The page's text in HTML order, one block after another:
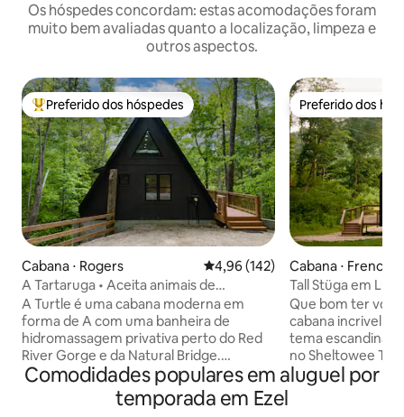
Os hóspedes concordam: estas acomodações foram
muito bem avaliadas quanto a localização, limpeza e
outros aspectos.
Entre os melhores preferidos dos hóspedes
Preferido dos hóspedes
Cabana ⋅ Rogers 4,96 de uma avaliação média de
4,96 (142)
A Tartaruga • Aceita animais de
estimação • Banheira de hidromassagem
• Romântico
A Turtle é uma cabana moderna em
forma de A com uma banheira de
hidromassagem privativa perto do Red
River Gorge e da Natural Bridge.
Decorado com arte folclórica original de
artistas do Condado de Wolfe, oferece
vista para a floresta, TV ao ar livre, Wi-Fi
Preferido dos
Preferido dos
Cabana ⋅
Tall Stüga em
Que bom ter você
cabana
tema
no Sheltowee
de Cave Run
do Red River
Comodidades populares em aluguel por
temporada em Ezel